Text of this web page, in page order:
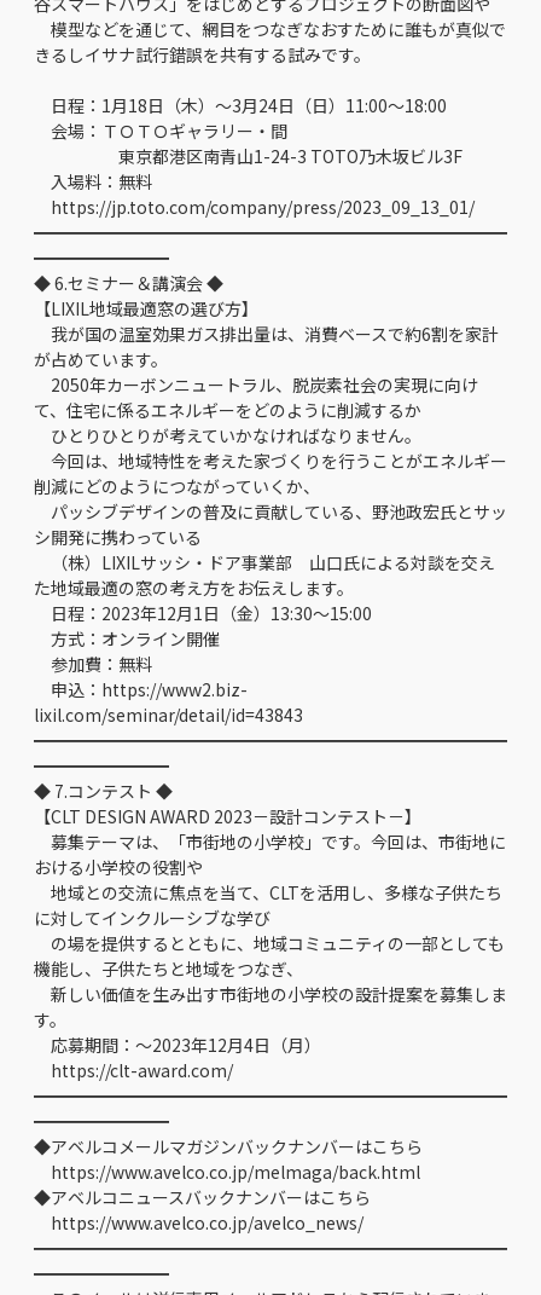
模型などを通じて、網目をつなぎなおすために誰もが真似で
きるしイサナ試行錯誤を共有する試みです。
日程：1月18日（木）～3月24日（日）11:00～18:00
会場：ＴＯＴＯギャラリー・間
東京都港区南青山1-24-3 TOTO乃木坂ビル3F
入場料：無料
https://jp.toto.com/company/press/2023_09_13_01/
━━━━━━━━━━━━━━━━━━━━━━━━━━━━
━━━━━━━━
◆ 6.セミナー＆講演会 ◆
【LIXIL地域最適窓の選び方】
我が国の温室効果ガス排出量は、消費ベースで約6割を家計
が占めています。
2050年カーボンニュートラル、脱炭素社会の実現に向け
て、住宅に係るエネルギーをどのように削減するか
ひとりひとりが考えていかなければなりません。
今回は、地域特性を考えた家づくりを行うことがエネルギー
削減にどのようにつながっていくか、
パッシブデザインの普及に貢献している、野池政宏氏とサッ
シ開発に携わっている
（株）LIXILサッシ・ドア事業部 山口氏による対談を交え
た地域最適の窓の考え方をお伝えします。
日程：2023年12月1日（金）13:30～15:00
方式：オンライン開催
参加費：無料
申込：https://www2.biz-
lixil.com/seminar/detail/id=43843
━━━━━━━━━━━━━━━━━━━━━━━━━━━━
━━━━━━━━
◆ 7.コンテスト ◆
【CLT DESIGN AWARD 2023－設計コンテスト－】
募集テーマは、「市街地の小学校」です。今回は、市街地に
おける小学校の役割や
地域との交流に焦点を当て、CLTを活用し、多様な子供たち
に対してインクルーシブな学び
の場を提供するとともに、地域コミュニティの一部としても
機能し、子供たちと地域をつなぎ、
新しい価値を生み出す市街地の小学校の設計提案を募集しま
す。
応募期間：～2023年12月4日（月）
https://clt-award.com/
━━━━━━━━━━━━━━━━━━━━━━━━━━━━
━━━━━━━━
◆アベルコメールマガジンバックナンバーはこちら
https://www.avelco.co.jp/melmaga/back.html
◆アベルコニュースバックナンバーはこちら
https://www.avelco.co.jp/avelco_news/
━━━━━━━━━━━━━━━━━━━━━━━━━━━━
━━━━━━━━